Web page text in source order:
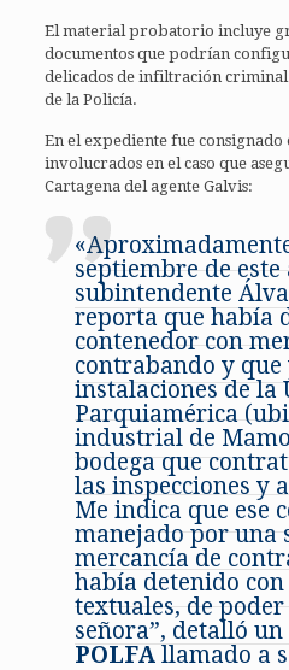
El material probatorio incluye
documentos que podrían
delicados de infiltración
de la Policía.
En el expediente fue
involucrados en el caso que
Cartagena del agente Galvis:
septiembre de este
subintendente
reporta que había
contenedor con
contrabando y que
instalaciones de la
Parquiamérica
industrial de
bodega que
las inspecciones y
Me indica que ese
manejado por una
mercancía de
había detenido
textuales, de
señora”, detalló
POLFA llamado a